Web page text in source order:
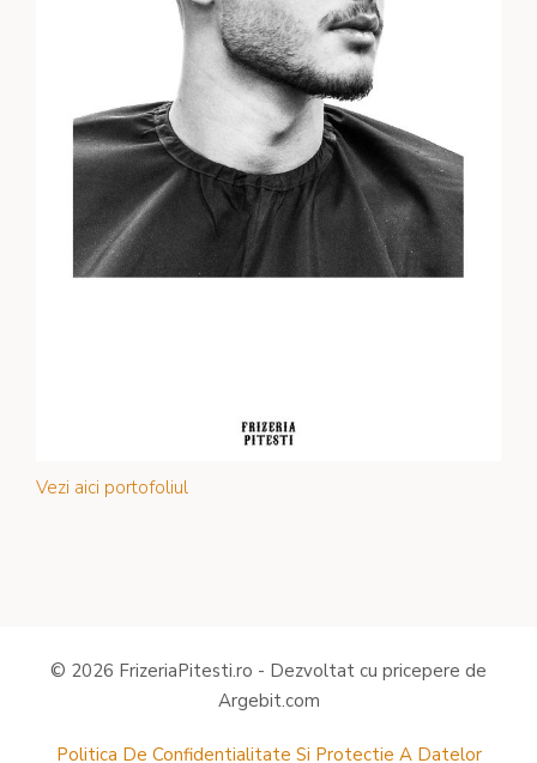
Vezi aici portofoliul
© 2026 FrizeriaPitesti.ro - Dezvoltat cu pricepere de
Argebit.com
Politica De Confidentialitate Si Protectie A Datelor